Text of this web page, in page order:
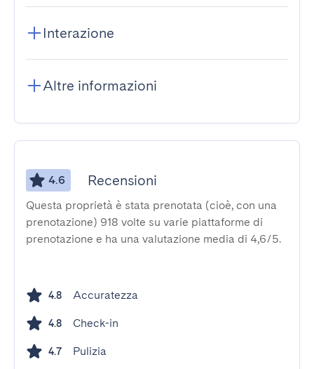
Interazione
Altre informazioni
4.6 Recensioni
Questa proprietà è stata prenotata (cioè, con una
prenotazione) 918 volte su varie piattaforme di
prenotazione e ha una valutazione media di 4,6/5.
4.8 Accuratezza
4.8 Check-in
4.7 Pulizia